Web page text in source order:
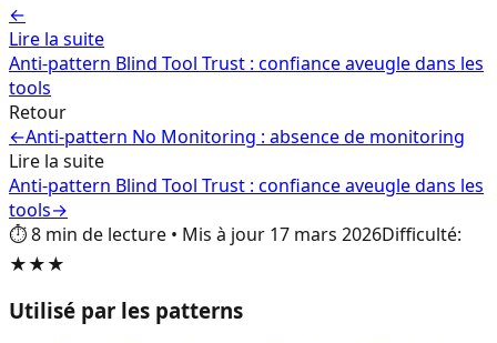
←
Lire la suite
Anti-pattern Blind Tool Trust : confiance aveugle dans les
tools
Retour
←Anti-pattern No Monitoring : absence de monitoring
Lire la suite
Anti-pattern Blind Tool Trust : confiance aveugle dans les
tools→
⏱️8 min de lecture • Mis à jour 17 mars 2026Difficulté:
★★★
Utilisé par les patterns